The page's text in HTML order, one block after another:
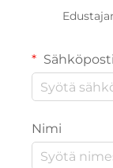
Sähköposti
Nimi